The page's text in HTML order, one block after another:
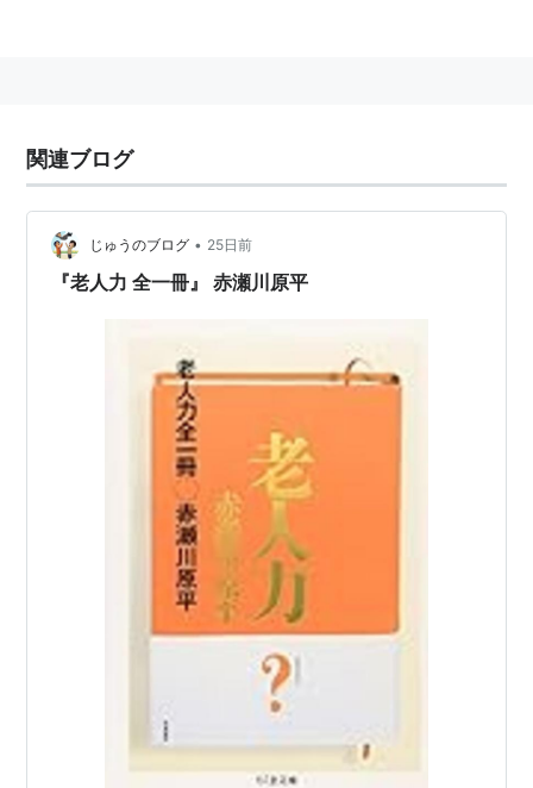
参考リンク：
http://www.pluto.dti.ne.jp/~imasa/akas.html
2014年10月26日死去。享年77。
:芸術家
関連語リスト::写真家
ドキュメント日本人. 第10. -- 学芸書林, 1969
オブジェを持った無産者 / 赤瀬川原平. -- 現代思潮
つげ義春の世界. -- 青林堂, 1970
現代マンガ悲歌. -- 青林堂, 1970
桜画報永久保存版 / 赤瀬川原平. -- 桜画報社, 1971
あいまいな海 / 赤瀬川原平. -- 大門出版美術出版部,
1971. -- (絵次元)
追放された野次馬 / 赤瀬川原平. -- 現代評論社, 1972
桜画報・激動の千二百五十日 / 赤瀬川原平. -- 青林
夢泥棒 / 赤瀬川原平. -- 学芸書林, 1975
関連ブログ
じゅうのブログ • 25日前
『老人力 全一冊』 赤瀬川原平